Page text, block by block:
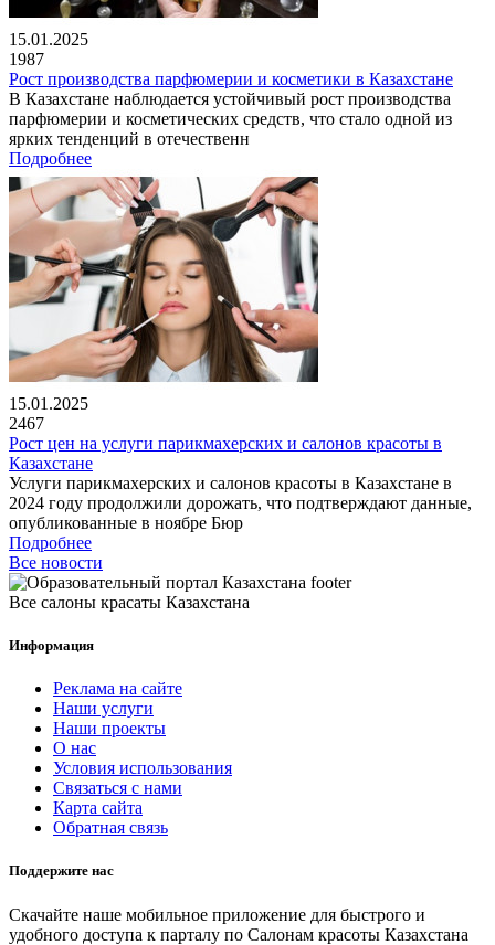
15.01.2025
1987
Рост производства парфюмерии и косметики в Казахстане
В Казахстане наблюдается устойчивый рост производства
парфюмерии и косметических средств, что стало одной из
ярких тенденций в отечественн
Подробнее
15.01.2025
2467
Рост цен на услуги парикмахерских и салонов красоты в
Казахстане
Услуги парикмахерских и салонов красоты в Казахстане в
2024 году продолжили дорожать, что подтверждают данные,
опубликованные в ноябре Бюр
Подробнее
Все новости
Все салоны красаты Казахстана
Информация
Реклама на сайте
Наши услуги
Наши проекты
О нас
Условия использования
Связаться с нами
Карта сайта
Обратная связь
Поддержите нас
Скачайте наше мобильное приложение для быстрого и
удобного доступа к парталу по Салонам красоты Казахстана